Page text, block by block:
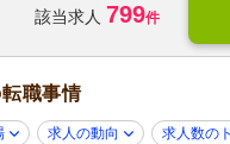
地
リニック(9)
該当求人 799件
職事情
求人の動向 求人数の